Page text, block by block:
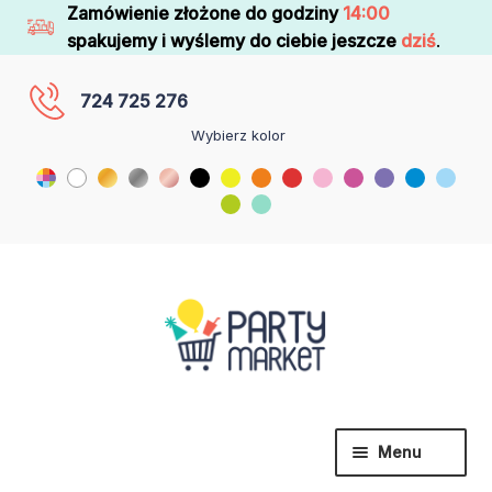
Zamówienie złożone do godziny 14:00
spakujemy i wyślemy do ciebie jeszcze dziś.
724 725 276
Wybierz kolor
Menu